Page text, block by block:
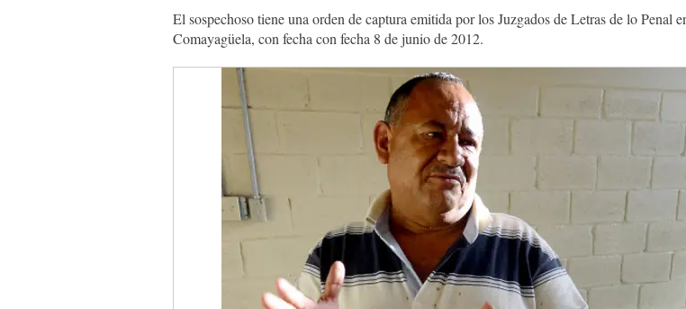
El sospechoso tiene una orden de captura emitida por los Juzgados de Letras de lo Penal
Comayagüela, con fecha con fecha 8 de junio de 2012.